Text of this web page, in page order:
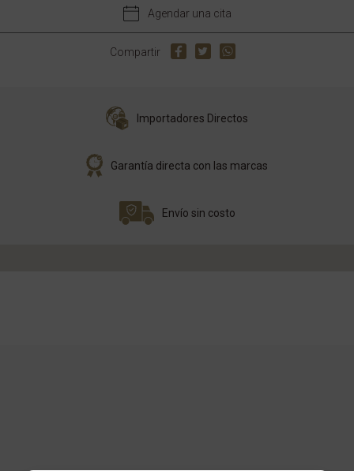
Agendar una cita
Compartir
Importadores Directos
Garantía directa con las marcas
Envío sin costo